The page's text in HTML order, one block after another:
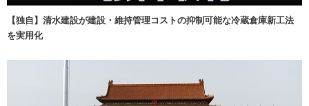
【独自】清水建設が建設・維持管理コストの抑制可能な冷蔵倉庫新工法
を実用化